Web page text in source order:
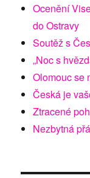
Ocenění
do Ostravy
Soutěž s
„Noc s
Olomouc se
Česká je
Ztracené
Nezbytná